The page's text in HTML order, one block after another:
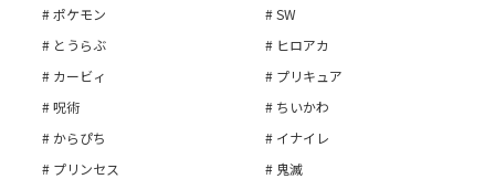
ポケモン
SW
とうらぶ
ヒロアカ
カービィ
プリキュア
呪術
ちいかわ
からぴち
イナイレ
プリンセス
鬼滅